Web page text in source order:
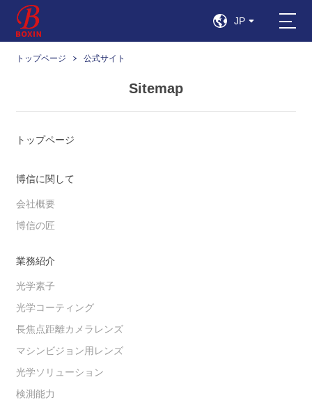
JP
トップページ 公式サイト
Sitemap
トップページ
博信に関して
会社概要
博信の匠
業務紹介
光学素子
光学コーティング
長焦点距離カメラレンズ
マシンビジョン用レンズ
光学ソリューション
検測能力